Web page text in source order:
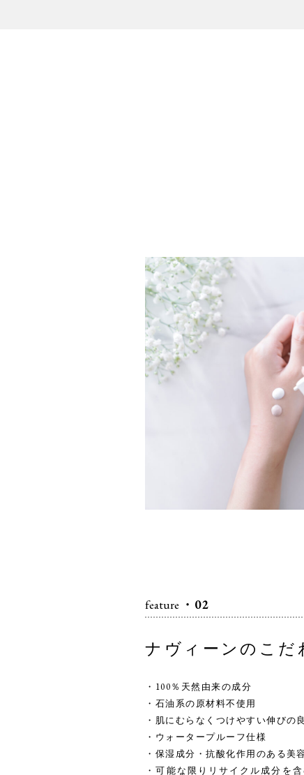
feature ・02
ナヴィーンのこだ
・100％天然由来の成分
・石油系の原材料不使用
・肌にむらなくつけやすい伸びの
・ウォータープルーフ仕様
・保湿成分・抗酸化作用のある美
・可能な限りリサイクル成分を